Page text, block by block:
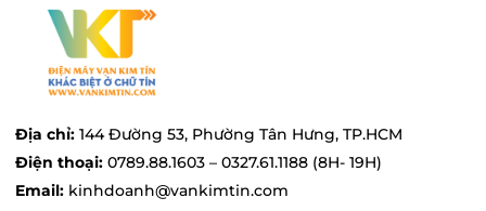
Mua bàn ủi Philips giá rẻ cùng hàng ngàn quà
tặng tại Vạn Kim Tín
Vạn Kim Tín là trung tâm điện máy phân phối bàn ủi
Philips chính hãng với giá tốt, cùng hàng ngàn
chương trình ưu đãi khuyến mãi hấp dẫn khác. Còn
chần chờ gì mà không truy cập website
Địa chỉ: 144 Đường 53, Phường Tân Hưng, TP.HCM
Điện thoại: 0789.88.1603 – 0327.61.1188 (8H- 19H)
Email: kinhdoanh@vankimtin.com